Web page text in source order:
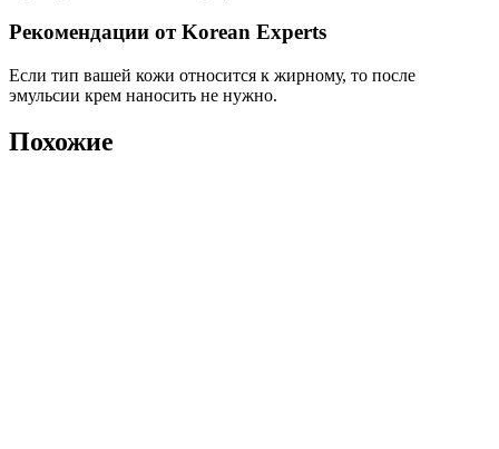
Рекомендации от Korean Experts
Если тип вашей кожи относится к жирному, то после
эмульсии крем наносить не нужно.
Похожие